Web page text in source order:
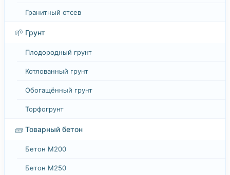
Гранитный отсев
🌱 Грунт
Плодородный грунт
Котлованный грунт
Обогащённый грунт
Торфогрунт
🧱 Товарный бетон
Бетон М200
Бетон М250